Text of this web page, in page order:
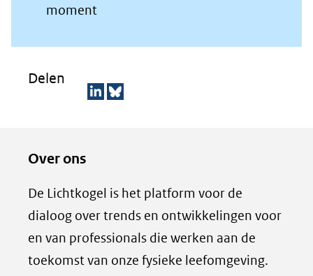
moment
Delen
n
o
p
L
p
a
g
i
Over ons
De Lichtkogel is het platform voor de
dialoog over trends en ontwikkelingen voor
en van professionals die werken aan de
toekomst van onze fysieke leefomgeving.